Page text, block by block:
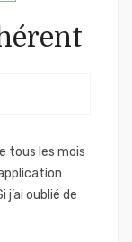
tous les mois
oublié de